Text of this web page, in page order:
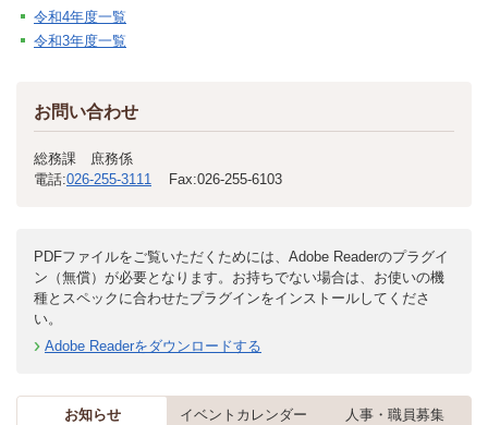
令和4年度一覧
令和3年度一覧
お問い合わせ
総務課 庶務係
電話:026-255-3111 Fax:026-255-6103
PDFファイルをご覧いただくためには、Adobe Readerのプラグイ
ン（無償）が必要となります。お持ちでない場合は、お使いの機
種とスペックに合わせたプラグインをインストールしてくださ
い。
Adobe Readerをダウンロードする
お知らせ イベントカレンダー 人事・職員募集